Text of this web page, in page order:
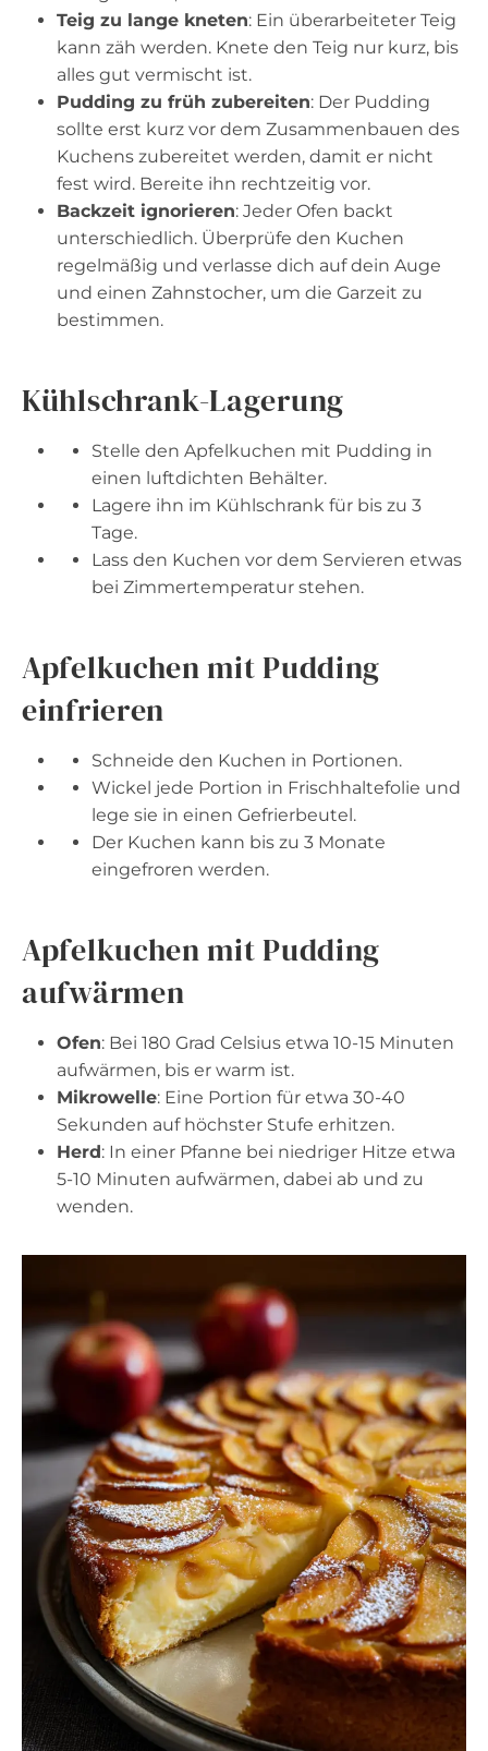
Teig zu lange kneten: Ein überarbeiteter Teig
kann zäh werden. Knete den Teig nur kurz, bis
alles gut vermischt ist.
Pudding zu früh zubereiten: Der Pudding
sollte erst kurz vor dem Zusammenbauen des
Kuchens zubereitet werden, damit er nicht
fest wird. Bereite ihn rechtzeitig vor.
Backzeit ignorieren: Jeder Ofen backt
unterschiedlich. Überprüfe den Kuchen
regelmäßig und verlasse dich auf dein Auge
und einen Zahnstocher, um die Garzeit zu
bestimmen.
Kühlschrank-Lagerung
Stelle den Apfelkuchen mit Pudding in
einen luftdichten Behälter.
Lagere ihn im Kühlschrank für bis zu 3
Tage.
Lass den Kuchen vor dem Servieren etwas
bei Zimmertemperatur stehen.
Apfelkuchen mit Pudding
einfrieren
Schneide den Kuchen in Portionen.
Wickel jede Portion in Frischhaltefolie und
lege sie in einen Gefrierbeutel.
Der Kuchen kann bis zu 3 Monate
eingefroren werden.
Apfelkuchen mit Pudding
aufwärmen
Ofen: Bei 180 Grad Celsius etwa 10-15 Minuten
aufwärmen, bis er warm ist.
Mikrowelle: Eine Portion für etwa 30-40
Sekunden auf höchster Stufe erhitzen.
Herd: In einer Pfanne bei niedriger Hitze etwa
5-10 Minuten aufwärmen, dabei ab und zu
wenden.